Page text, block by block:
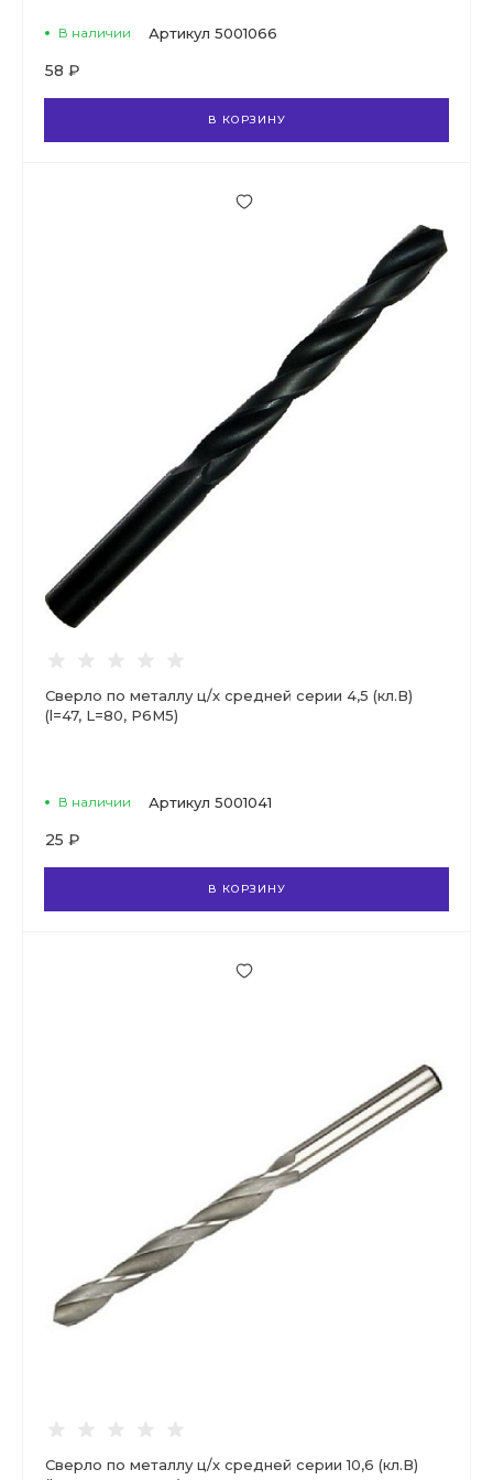
В наличии Артикул 5001066
58 ₽
В КОРЗИНУ
Сверло по металлу ц/х средней серии 4,5 (кл.В)
(l=47, L=80, Р6М5)
В наличии Артикул 5001041
25 ₽
В КОРЗИНУ
Сверло по металлу ц/х средней серии 10,6 (кл.В)